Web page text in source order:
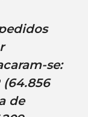
se:
(64.856
de